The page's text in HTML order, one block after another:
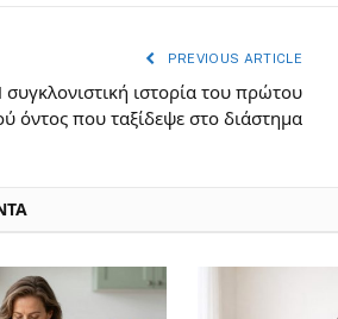
PREVIOUS ARTICLE
συγκλονιστική ιστορία του πρώτου
όντος που ταξίδεψε στο διάστημα